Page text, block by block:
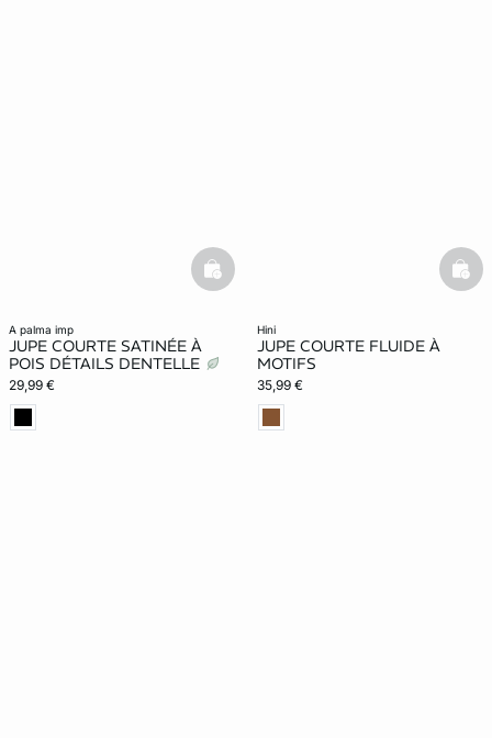
a palma imp
JUPE COURTE SATINÉE À
POIS DÉTAILS DENTELLE
29,99 €
basketfull
hini
JUPE COURTE FLUIDE À
MOTIFS
35,99 €